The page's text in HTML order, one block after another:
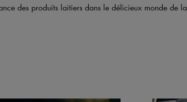
des produits laitiers dans le délicieux monde de la